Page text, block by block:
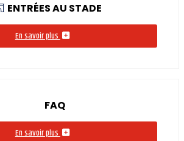
ENTRÉES AU STADE
En savoir plus
FAQ
En savoir plus